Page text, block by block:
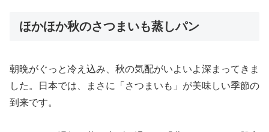
ほかほか秋のさつまいも蒸しパン
朝晩がぐっと冷え込み、秋の気配がいよいよ深まってきま
した。日本では、まさに「さつまいも」が美味しい季節の
到来です。